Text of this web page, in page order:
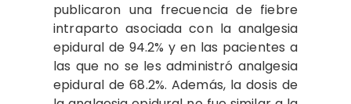
publicaron una frecuencia de fiebre
intraparto asociada con la analgesia
epidural de 94.2% y en las pacientes a
las que no se les administró analgesia
epidural de 68.2%. Además, la dosis de